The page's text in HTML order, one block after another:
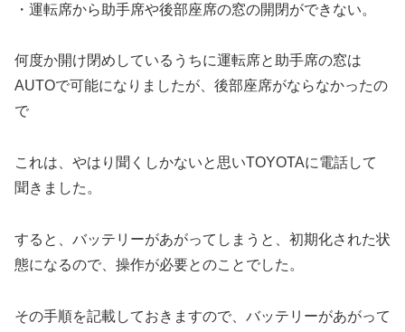
・運転席から助手席や後部座席の窓の開閉ができない。
何度か開け閉めしているうちに運転席と助手席の窓は
AUTOで可能になりましたが、後部座席がならなかったの
で
これは、やはり聞くしかないと思いTOYOTAに電話して
聞きました。
すると、バッテリーがあがってしまうと、初期化された状
態になるので、操作が必要とのことでした。
その手順を記載しておきますので、バッテリーがあがって